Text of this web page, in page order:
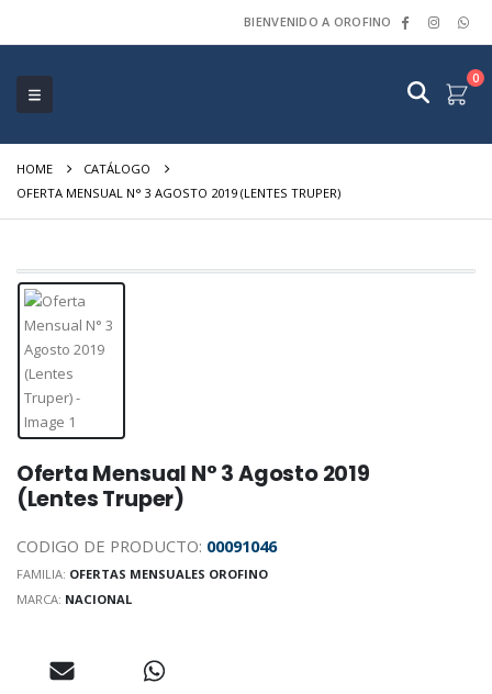
BIENVENIDO A OROFINO
0
HOME
CATÁLOGO
OFERTA MENSUAL N° 3 AGOSTO 2019 (LENTES TRUPER)
Oferta Mensual N° 3 Agosto 2019
(Lentes Truper)
CODIGO DE PRODUCTO: 00091046
FAMILIA: OFERTAS MENSUALES OROFINO
MARCA: NACIONAL